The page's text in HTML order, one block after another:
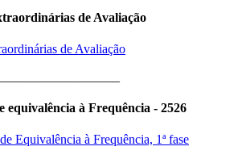
de Avaliação
de Avaliação
equivalência à Frequência - 2526
Equivalência à Frequência, 1ª fase